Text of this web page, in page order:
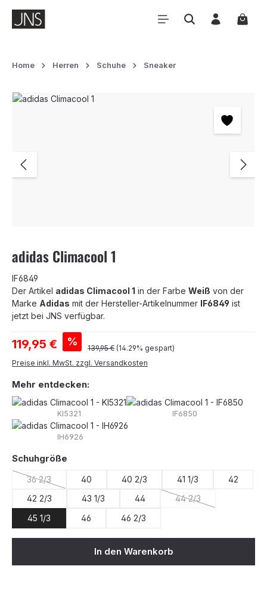
Zum Hauptinhalt springen
Home Herren Schuhe Sneaker
Bildergalerie überspringen
adidas Climacool 1
IF6849
Der Artikel adidas Climacool 1 in der Farbe Weiß von der
Marke Adidas mit der Hersteller-Artikelnummer IF6849 ist
jetzt bei JNS verfügbar.
Verkaufspreis:
119,95 € % Regulärer Preis:
139,95 € (14.29% gespart)
Preise inkl. MwSt. zzgl. Versandkosten
Mehr entdecken:
KI5321 IF6850
IH6926
Schuhgröße
36 2/3
(Diese Option ist zurzeit nicht verfügbar.)
40 40 2/3 41 1/3
42
42 2/3
43 1/3 44 44 2/3
(Diese Option ist
45 1/3 46 46 2/3
In den Warenkorb